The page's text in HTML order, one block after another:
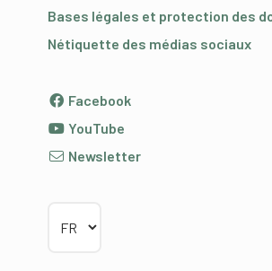
Bases légales et protection des
Nétiquette des médias sociaux
Facebook
YouTube
Newsletter